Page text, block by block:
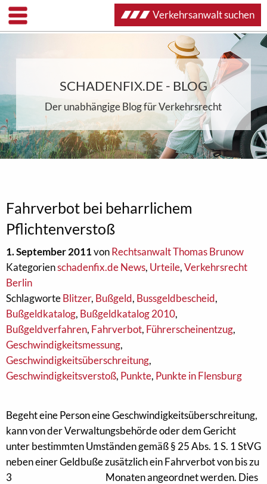
SCHADENFIX.DE - BLOG
Der unabhängige Blog für Verkehrsrecht
Fahrverbot bei beharrlichem
Pflichtenverstoß
1. September 2011vonRechtsanwalt Thomas Brunow
Kategorienschadenfix.de News, Urteile,Verkehrsrecht
Berlin
SchlagworteBlitzer, Bußgeld, Bussgeldbescheid,
Bußgeldkatalog, Bußgeldkatalog 2010,
Bußgeldverfahren, Fahrverbot, Führerscheinentzug,
Geschwindigkeitsmessung,
Geschwindigkeitsüberschreitung,
Geschwindigkeitsverstoß, Punkte, Punkte in Flensburg
Begeht eine Person eine Geschwindigkeitsüberschreitung,
kann von der Verwaltungsbehörde oder dem Gericht
unter bestimmten Umständen gemäß § 25 Abs. 1 S. 1 StVG
neben einer Geldbuße zusätzlich ein Fahrverbot von bis zu
3
Monaten angeordnet werden. Dies
Verkehrsanwalt suchen